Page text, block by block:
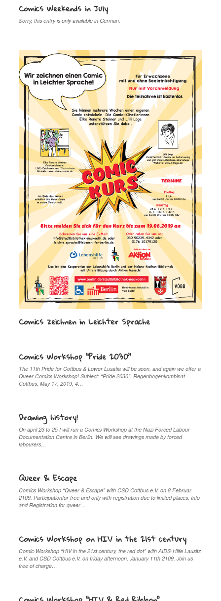
Comics Weekends in July
Sorry, this entry is only available in German.
Comics zeichnen in Leichter Sprache
Comics Workshop “Pride 2030”
The 11th Pride for Cottbus & Lower Lusatia will be soon, and again we offer a
Queer Comics Workshop! Subject: “Pride 2030”. Regenbogenkombinat
Cottbus, May 17, 2019, 4…
Drawing history!
On april 23 to 25 I will run a Comics Workshop at the Nazi Forced Labour
Documentation Centre in Berlin. We will see drawings made by forced
labourers…
Queer & Escape
Comics Workshop “Queer & Escape” with CSD Cottbus e.V. on 8 Februar
2109. Participationfor free and only with registration due to limited places. Info
and Registration for queer…
Comics Workshop on HIV in the 21st century
Comic-Workshop “HIV in the 21st century, the red dot” with AIDS-Hilfe Lausitz
e.V. and CSD Cottbus e.V. on friday afternoon, January 11th 2109. Join us
free of charge…